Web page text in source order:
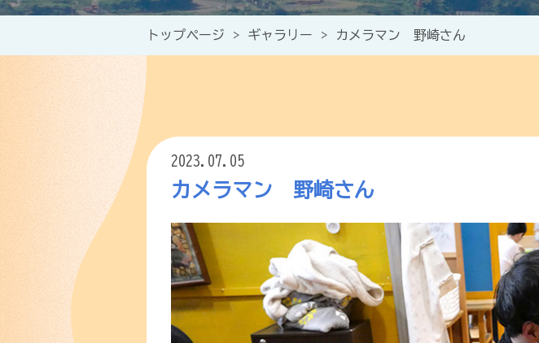
トップページ > ギャラリー > カメラマン 野崎さん
2023.07.05
カメラマン 野崎さん